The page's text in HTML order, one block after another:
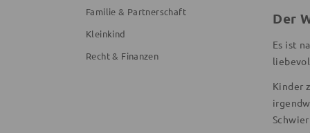
Familie & Partnerschaft
Kleinkind
Recht & Finanzen
Der
Es ist
Kinder